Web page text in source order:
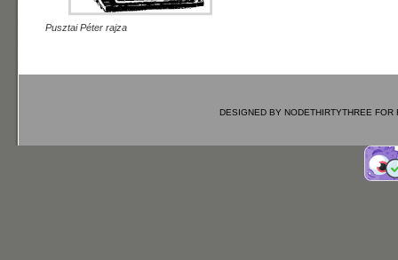
Pusztai Péter rajza
DESIGNED BY NODETHIRTYTHREE FOR